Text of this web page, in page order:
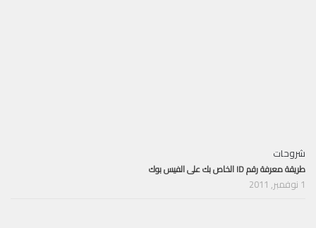
شروحات
طريقة معرفة رقم ID الخاص بك على الفيس بوك